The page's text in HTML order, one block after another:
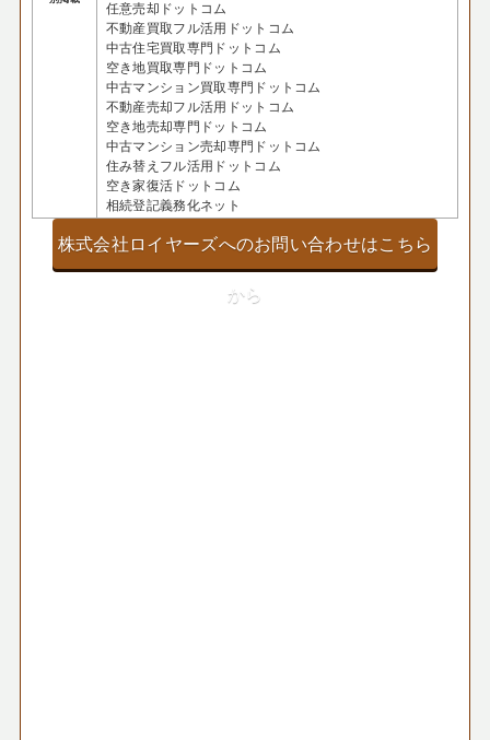
任意売却ドットコム
不動産買取フル活用ドットコム
中古住宅買取専門ドットコム
空き地買取専門ドットコム
中古マンション買取専門ドットコム
不動産売却フル活用ドットコム
空き地売却専門ドットコム
中古マンション売却専門ドットコム
住み替えフル活用ドットコム
空き家復活ドットコム
相続登記義務化ネット
株式会社ロイヤーズへのお問い合わせはこちら
から